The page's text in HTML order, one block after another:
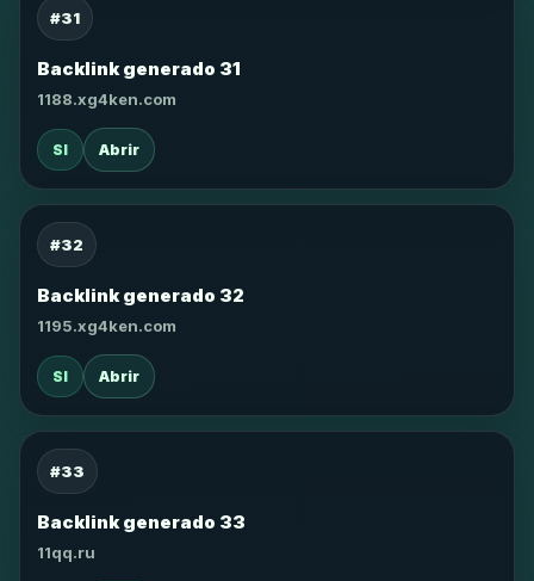
#31
Backlink generado 31
1188.xg4ken.com
SI Abrir
#32
Backlink generado 32
1195.xg4ken.com
SI Abrir
#33
Backlink generado 33
11qq.ru